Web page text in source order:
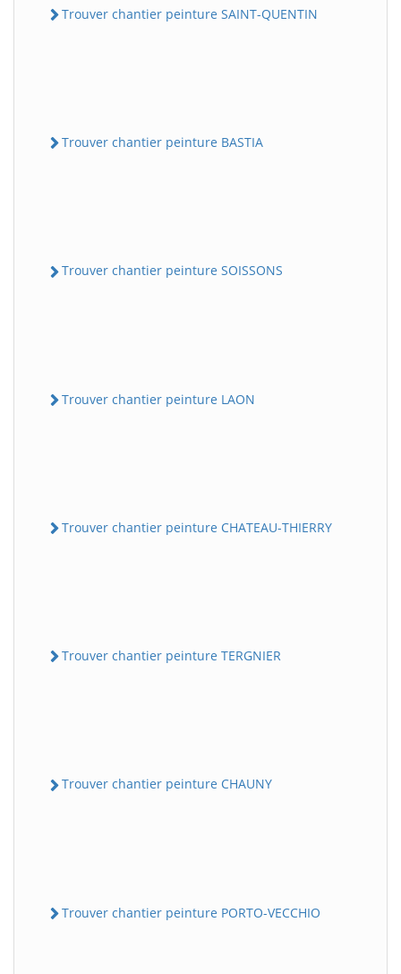
Trouver chantier peinture SAINT-QUENTIN
Trouver chantier peinture BASTIA
Trouver chantier peinture SOISSONS
Trouver chantier peinture LAON
Trouver chantier peinture CHATEAU-THIERRY
Trouver chantier peinture TERGNIER
Trouver chantier peinture CHAUNY
Trouver chantier peinture PORTO-VECCHIO